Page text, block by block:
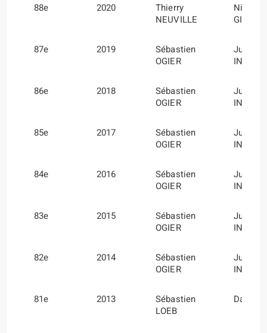
88e 2020
Thierry
NEUVILLE
Nicolas
87e 2019
Sébastien
OGIER
Julien
86e 2018
Sébastien
OGIER
Julien
85e 2017
Sébastien
OGIER
Julien
84e 2016
Sébastien
OGIER
Julien
83e 2015
Sébastien
OGIER
Julien
82e 2014
Sébastien
OGIER
Julien
81e 2013
Sébastien
LOEB
Daniel